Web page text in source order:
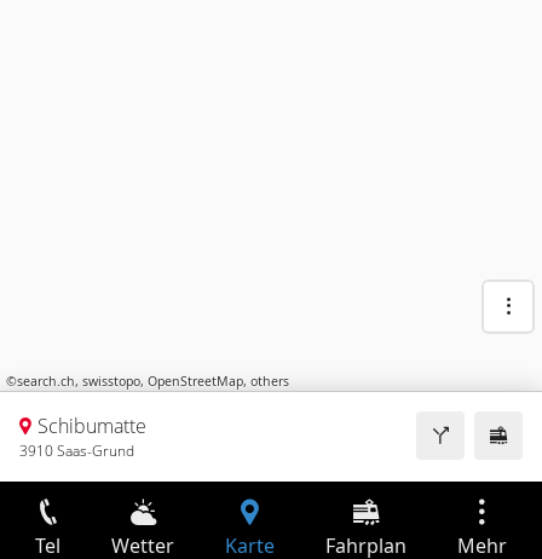
©search.ch, swisstopo, OpenStreetMap, others
Schibumatte
3910 Saas-Grund
Tel Wetter Karte Fahrplan Mehr